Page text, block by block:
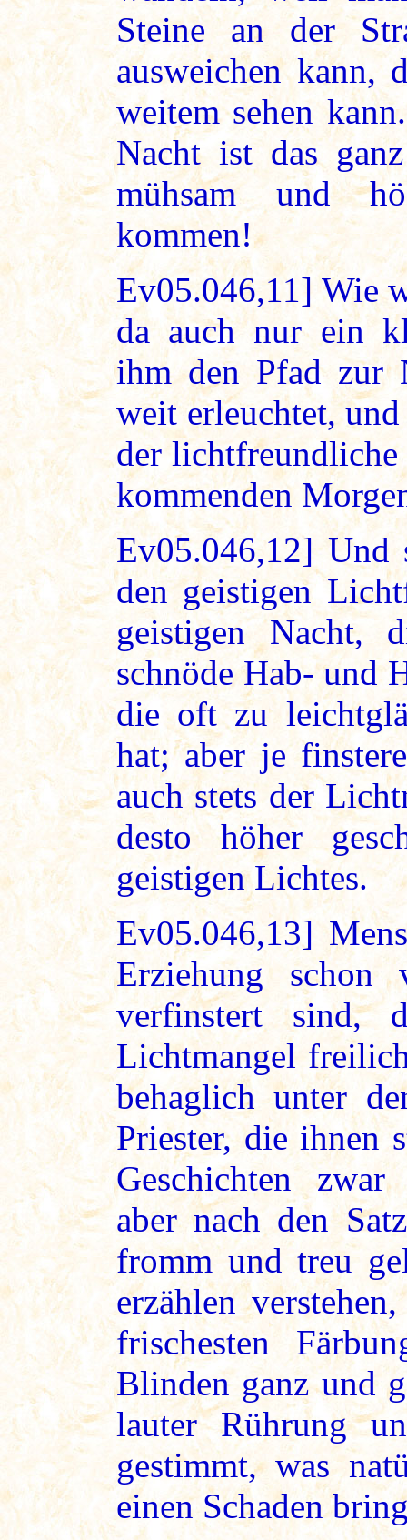
Steine an der
ausweichen kann,
weitem sehen
Nacht ist das
mühsam und
kommen!
Ev05.046,11] Wie
da auch nur ein
ihm den Pfad zur
weit erleuchtet,
der lichtfreundliche
kommenden
Ev05.046,12] Und
den geistigen
geistigen Nacht,
schnöde Hab- und
die oft zu
hat; aber je
auch stets der
desto höher
geistigen Lichtes.
Ev05.046,13]
Erziehung
verfinstert sind,
Lichtmangel
behaglich unter
Priester, die ihnen
Geschichten zwar
aber nach den
fromm und treu
erzählen
frischesten
Blinden ganz und
lauter Rührung
gestimmt, was
einen Schaden